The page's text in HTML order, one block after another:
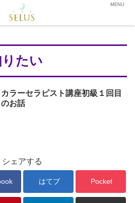
たい
カラーセラピスト講座初級１回目
のお話
シェアする
はてブ Pocket
MENU